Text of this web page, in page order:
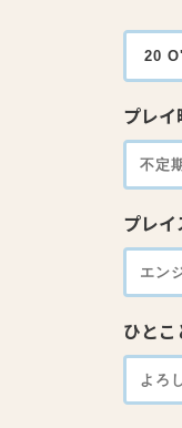
プレイ
プレイ
ひとこ